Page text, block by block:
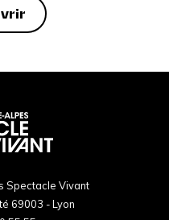
Spectacle Vivant
69003 - Lyon